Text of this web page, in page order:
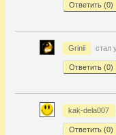
Ответить (0)
Grinii стал
Ответить (0)
kak-dela007
Ответить (0)